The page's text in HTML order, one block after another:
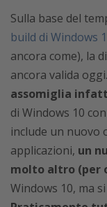
Sulla base del
build di Windows
ancora come), la
ancora valida oggi.
assomiglia
di Windows 10
include un nuovo
applicazioni, un
molto altro (per
Windows 10, ma